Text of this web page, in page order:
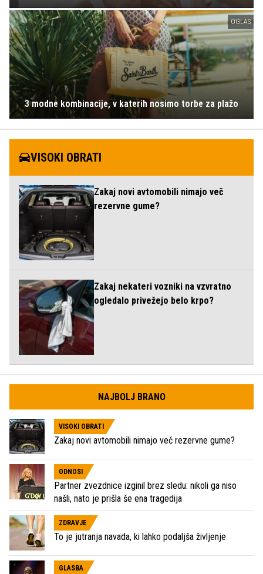
OGLAS
3 modne kombinacije, v katerih nosimo torbe za plažo
VISOKI OBRATI
Zakaj novi avtomobili nimajo več
rezervne gume?
Zakaj nekateri vozniki na vzvratno
ogledalo privežejo belo krpo?
NAJBOLJ BRANO
VISOKI OBRATI
Zakaj novi avtomobili nimajo več rezervne gume?
ODNOSI
Partner zvezdnice izginil brez sledu: nikoli ga niso
našli, nato je prišla še ena tragedija
ZDRAVJE
To je jutranja navada, ki lahko podaljša življenje
GLASBA